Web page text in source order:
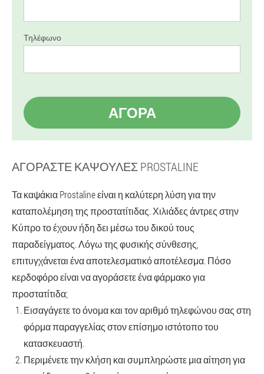
Τηλέφωνο
ΑΓΟΡΆ
ΑΓΟΡΆΣΤΕ ΚΆΨΟΥΛΕΣ PROSTALINE
Τα καψάκια Prostaline είναι η καλύτερη λύση για την
καταπολέμηση της προστατίτιδας. Χιλιάδες άντρες στην
Κύπρο το έχουν ήδη δει μέσω του δικού τους
παραδείγματος. Λόγω της φυσικής σύνθεσης,
επιτυγχάνεται ένα αποτελεσματικό αποτέλεσμα. Πόσο
κερδοφόρο είναι να αγοράσετε ένα φάρμακο για
προστατίτιδα;
Εισαγάγετε το όνομα και τον αριθμό τηλεφώνου σας στη
φόρμα παραγγελίας στον επίσημο ιστότοπο του
κατασκευαστή.
Περιμένετε την κλήση και συμπληρώστε μια αίτηση για